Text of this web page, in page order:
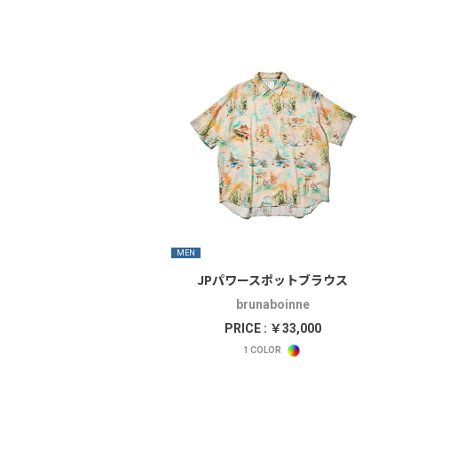
MEN
JPパワースポットブラウス
brunaboinne
PRICE : ￥33,000
1 COLOR